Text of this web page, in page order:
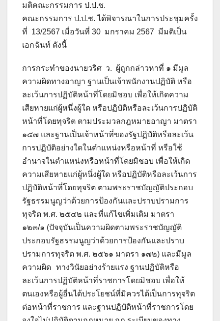
มติคณะกรรมการ ป.ป.ช.
คณะกรรมการ ป.ป.ช. ได้พิจารณาในการประชุมครั้ง
ที่ 13/2567 เมื่อวันที่ 30 มกราคม 2567 มีมติเป็น
เอกฉันท์ ดังนี้
การกระทำของนายวริศ ว. ผู้ถูกกล่าวหาที่ ๑ มีมูล
ความผิดทางอาญา ฐานเป็นเจ้าพนักงานปฏิบัติ หรือ
ละเว้นการปฏิบัติหน้าที่โดยมิชอบ เพื่อให้เกิดความ
เสียหายแก่ผู้หนึ่งผู้ใด หรือปฏิบัติหรือละเว้นการปฏิบัติ
หน้าที่โดยทุจริต ตามประมวลกฎหมายอาญา มาตรา
๑๕๗ และฐานเป็นเจ้าหน้าที่ของรัฐปฏิบัติหรือละเว้น
การปฏิบัติอย่างใดในตำแหน่งหรือหน้าที่ หรือใช้
อำนาจในตำแหน่งหรือหน้าที่โดยมิชอบ เพื่อให้เกิด
ความเสียหายแก่ผู้หนึ่งผู้ใด หรือปฏิบัติหรือละเว้นการ
ปฏิบัติหน้าที่โดยทุจริต ตามพระราชบัญญัติประกอบ
รัฐธรรมนูญว่าด้วยการป้องกันและปราบปรามการ
ทุจริต พ.ศ. ๒๕๔๒ และที่แก้ไขเพิ่มเติม มาตรา
๑๒๓/๑ (ปัจจุบันเป็นความผิดตามพระราชบัญญัติ
ประกอบรัฐธรรมนูญว่าด้วยการป้องกันและปราบ
ปรามการทุจริต พ.ศ. ๒๕๖๑ มาตรา ๑๗๒) และมีมูล
ความผิด ทางวินัยอย่างร้ายแรง ฐานปฏิบัติหรือ
ละเว้นการปฏิบัติหน้าที่ราชการโดยมิชอบ เพื่อให้
ตนเองหรือผู้อื่นได้ประโยชน์ที่มิควรได้เป็นการทุจริต
ต่อหน้าที่ราชการ และฐานปฏิบัติหน้าที่ราชการโดย